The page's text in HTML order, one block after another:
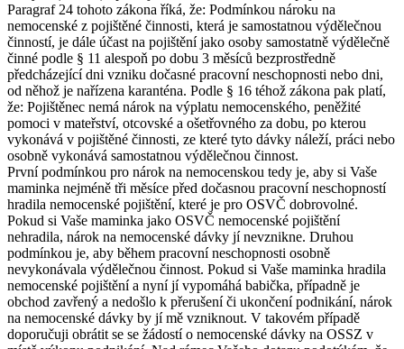
Paragraf 24 tohoto zákona říká, že: Podmínkou nároku na
nemocenské z pojištěné činnosti, která je samostatnou výdělečnou
činností, je dále účast na pojištění jako osoby samostatně výdělečně
činné podle § 11 alespoň po dobu 3 měsíců bezprostředně
předcházející dni vzniku dočasné pracovní neschopnosti nebo dni,
od něhož je nařízena karanténa. Podle § 16 téhož zákona pak platí,
že: Pojištěnec nemá nárok na výplatu nemocenského, peněžité
pomoci v mateřství, otcovské a ošetřovného za dobu, po kterou
vykonává v pojištěné činnosti, ze které tyto dávky náleží, práci nebo
osobně vykonává samostatnou výdělečnou činnost.
První podmínkou pro nárok na nemocenskou tedy je, aby si Vaše
maminka nejméně tři měsíce před dočasnou pracovní neschopností
hradila nemocenské pojištění, které je pro OSVČ dobrovolné.
Pokud si Vaše maminka jako OSVČ nemocenské pojištění
nehradila, nárok na nemocenské dávky jí nevznikne. Druhou
podmínkou je, aby během pracovní neschopnosti osobně
nevykonávala výdělečnou činnost. Pokud si Vaše maminka hradila
nemocenské pojištění a nyní jí vypomáhá babička, případně je
obchod zavřený a nedošlo k přerušení či ukončení podnikání, nárok
na nemocenské dávky by jí mě vzniknout. V takovém případě
doporučuji obrátit se se žádostí o nemocenské dávky na OSSZ v